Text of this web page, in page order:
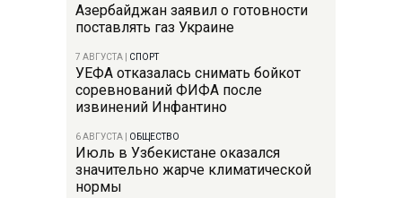
Азербайджан заявил о готовности
поставлять газ Украине
7 АВГУСТА СПОРТ
УЕФА отказалась снимать бойкот
соревнований ФИФА после
извинений Инфантино
6 АВГУСТА ОБЩЕСТВО
Июль в Узбекистане оказался
значительно жарче климатической
нормы